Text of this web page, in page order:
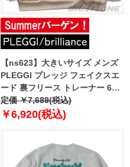
【ns623】大きいサイズ メンズ
PLEGGI プレッジ フェイクスエ
ード 裏フリース トレーナー 65-
88045-2
定価 ￥7,689(税込)
￥6,920(税込)